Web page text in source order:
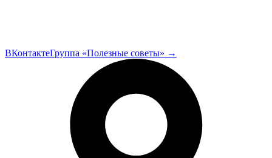
ВКонтактеГруппа «Полезные советы» →